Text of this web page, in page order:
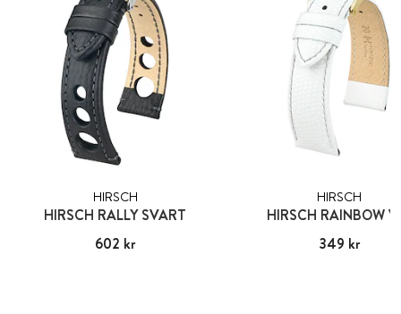
HIRSCH
HIRSCH RALLY SVART
Pris:602 kr
602 kr
HIRSCH
HIRSCH RAINBOW
Pris:349 kr
349 kr